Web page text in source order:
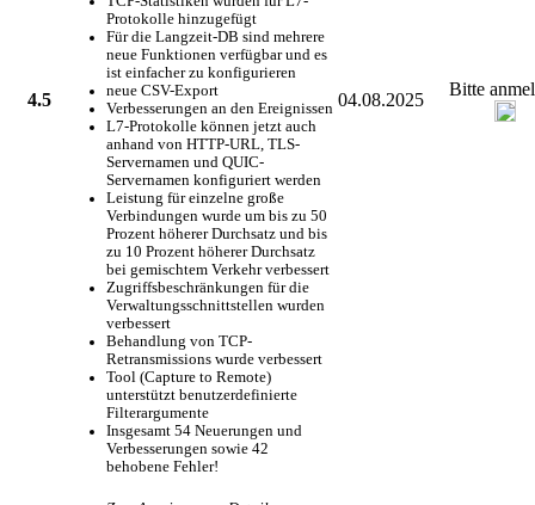
4.5
Protokolle hinzugefügt
Für die Langzeit-DB sind mehrere
neue Funktionen verfügbar und es
ist einfacher zu konfigurieren
neue CSV-Export
Verbesserungen an den Ereignissen
L7-Protokolle können jetzt auch
anhand von HTTP-URL, TLS-
Servernamen und QUIC-
Servernamen konfiguriert werden
Leistung für einzelne große
Verbindungen wurde um bis zu 50
Prozent höherer Durchsatz und bis
zu 10 Prozent höherer Durchsatz
bei gemischtem Verkehr verbessert
Zugriffsbeschränkungen für die
Verwaltungsschnittstellen wurden
verbessert
Behandlung von TCP-
Retransmissions wurde verbessert
Tool (Capture to Remote)
unterstützt benutzerdefinierte
Filterargumente
Insgesamt 54 Neuerungen und
Verbesserungen sowie 42
behobene Fehler!
04.08.2025
Bitte